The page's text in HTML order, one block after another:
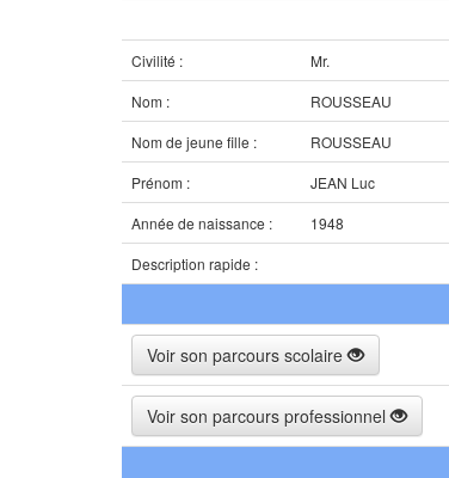
Civilité :
Mr.
Nom :
ROUSSEAU
Nom de jeune fille :
ROUSSEAU
Prénom :
JEAN Luc
Année de naissance :
1948
Description rapide :
Voir son parcours scolaire
Voir son parcours professionnel